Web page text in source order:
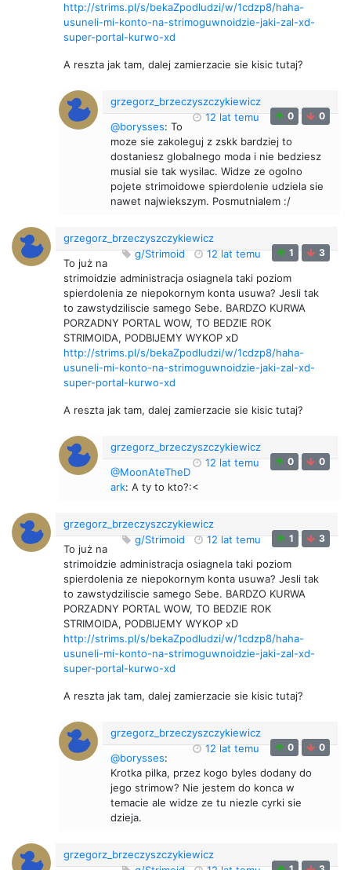
http://strims.pl/s/bekaZpodludzi/w/1cdzp8/haha-
usuneli-mi-konto-na-strimoguwnoidzie-jaki-zal-xd-
super-portal-kurwo-xd
A reszta jak tam, dalej zamierzacie sie kisic tutaj?
grzegorz_brzeczyszczykiewicz
12 lat temu
0 0
@borysses: To
moze sie zakoleguj z zskk bardziej to
dostaniesz globalnego moda i nie bedziesz
musial sie tak wysilac. Widze ze ogolno
pojete strimoidowe spierdolenie udziela sie
nawet najwiekszym. Posmutnialem :/
grzegorz_brzeczyszczykiewicz
g/Strimoid
12 lat temu 1 3
To już na
strimoidzie administracja osiagnela taki poziom
spierdolenia ze niepokornym konta usuwa? Jesli tak
to zawstydziliscie samego Sebe. BARDZO KURWA
PORZADNY PORTAL WOW, TO BEDZIE ROK
STRIMOIDA, PODBIJEMY WYKOP xD
http://strims.pl/s/bekaZpodludzi/w/1cdzp8/haha-
usuneli-mi-konto-na-strimoguwnoidzie-jaki-zal-xd-
super-portal-kurwo-xd
A reszta jak tam, dalej zamierzacie sie kisic tutaj?
grzegorz_brzeczyszczykiewicz
12 lat temu
0 0
@MoonAteTheD
ark: A ty to kto?:<
grzegorz_brzeczyszczykiewicz
g/Strimoid
12 lat temu 1 3
To już na
strimoidzie administracja osiagnela taki poziom
spierdolenia ze niepokornym konta usuwa? Jesli tak
to zawstydziliscie samego Sebe. BARDZO KURWA
PORZADNY PORTAL WOW, TO BEDZIE ROK
STRIMOIDA, PODBIJEMY WYKOP xD
http://strims.pl/s/bekaZpodludzi/w/1cdzp8/haha-
usuneli-mi-konto-na-strimoguwnoidzie-jaki-zal-xd-
super-portal-kurwo-xd
A reszta jak tam, dalej zamierzacie sie kisic tutaj?
grzegorz_brzeczyszczykiewicz
12 lat temu
0 0
@borysses:
Krotka pilka, przez kogo byles dodany do
jego strimow? Nie jestem do konca w
temacie ale widze ze tu niezle cyrki sie
dzieja.
grzegorz_brzeczyszczykiewicz